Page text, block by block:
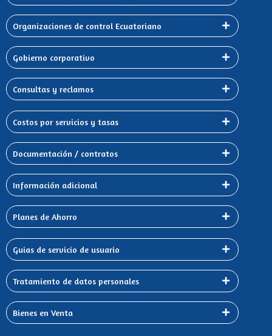
Organizaciones de control Ecuatoriano
Gobierno corporativo
Consultas y reclamos
Costos por servicios y tasas
Documentación / contratos
Información adicional
Planes de Ahorro
Guias de servicio de usuario
Tratamiento de datos personales
Bienes en Venta